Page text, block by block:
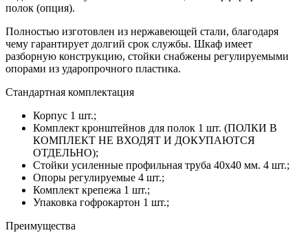
полок (опция).
Полностью изготовлен из нержавеющей стали, благодаря
чему гарантирует долгий срок службы. Шкаф имеет
разборную конструкцию, стойки снабжены регулируемыми
опорами из ударопрочного пластика.
Стандартная комплектация
Корпус 1 шт.;
Комплект кронштейнов для полок 1 шт. (ПОЛКИ В
КОМПЛЕКТ НЕ ВХОДЯТ И ДОКУПАЮТСЯ
ОТДЕЛЬНО);
Стойки усиленные профильная труба 40х40 мм. 4 шт.;
Опоры регулируемые 4 шт.;
Комплект крепежа 1 шт.;
Упаковка гофрокартон 1 шт.;
Преимущества